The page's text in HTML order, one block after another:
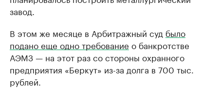
завод.
В этом же месяце в Арбитражный суд было
подано еще одно требование о банкротстве
АЭМЗ — на этот раз со стороны охранного
предприятия «Беркут» из-за долга в 700 тыс.
рублей.